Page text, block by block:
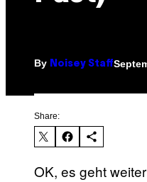
By Noisey Staff
Share:
OK, es geht